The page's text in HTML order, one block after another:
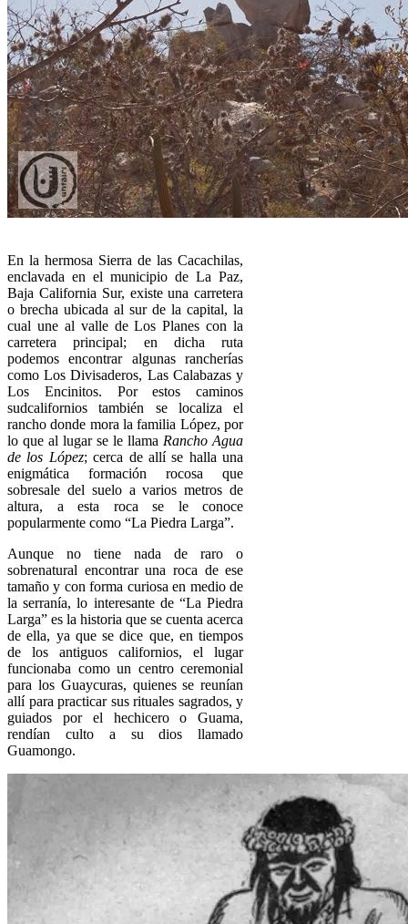
En la hermosa Sierra de las Cacachilas,
enclavada en el municipio de La Paz,
Baja California Sur, existe una carretera
o brecha ubicada al sur de la capital, la
cual une al valle de Los Planes con la
carretera principal; en dicha ruta
podemos encontrar algunas rancherías
como Los Divisaderos, Las Calabazas y
Los Encinitos. Por estos caminos
sudcalifornios también se localiza el
rancho donde mora la familia López, por
lo que al lugar se le llama Rancho Agua
de los López; cerca de allí se halla una
enigmática formación rocosa que
sobresale del suelo a varios metros de
altura, a esta roca se le conoce
popularmente como “La Piedra Larga”.
Aunque no tiene nada de raro o
sobrenatural encontrar una roca de ese
tamaño y con forma curiosa en medio de
la serranía, lo interesante de “La Piedra
Larga” es la historia que se cuenta acerca
de ella, ya que se dice que, en tiempos
de los antiguos californios, el lugar
funcionaba como un centro ceremonial
para los Guaycuras, quienes se reunían
allí para practicar sus rituales sagrados, y
guiados por el hechicero o Guama,
rendían culto a su dios llamado
Guamongo.